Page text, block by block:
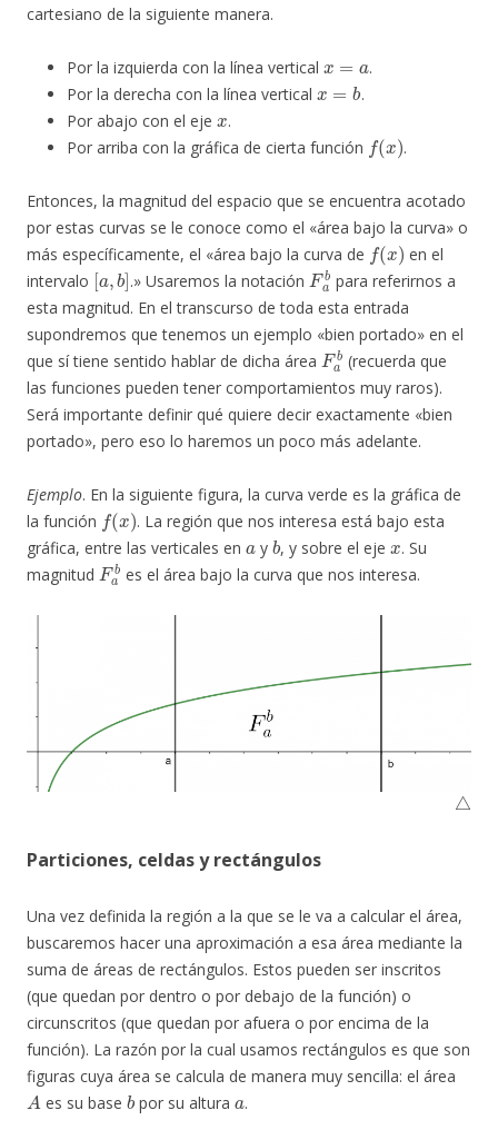
cartesiano de la siguiente manera.
Por la izquierda con la línea vertical
.
Por la derecha con la línea vertical
x=
.
Por abajo con el eje
x
.
Por arriba con la gráfica de cierta función
(x
.
Entonces, la magnitud del espacio que se encuentra acotado
por estas curvas se le conoce como el «área bajo la curva» o
más específicamente, el «área bajo la curva de
f(x)
en el
intervalo
[a,b]
.» Usaremos la notación
Fab
para referirnos a
esta magnitud. En el transcurso de toda esta entrada
supondremos que tenemos un ejemplo «bien portado» en el
que sí tiene sentido hablar de dicha área
Fab
(recuerda que
las funciones pueden tener comportamientos muy raros).
Será importante definir qué quiere decir exactamente «bien
portado», pero eso lo haremos un poco más adelante.
Ejemplo. En la siguiente figura, la curva verde es la gráfica de
la función
f(x
. La región que nos interesa está bajo esta
gráfica, entre las verticales en
a
y
b
, y sobre el eje
x
. Su
magnitud
Fab
es el área bajo la curva que nos interesa.
△
Particiones, celdas y rectángulos
Una vez definida la región a la que se le va a calcular el área,
buscaremos hacer una aproximación a esa área mediante la
suma de áreas de rectángulos. Estos pueden ser inscritos
(que quedan por dentro o por debajo de la función) o
circunscritos (que quedan por afuera o por encima de la
función). La razón por la cual usamos rectángulos es que son
figuras cuya área se calcula de manera muy sencilla: el área
A
es su base
b
por su altura
a
.